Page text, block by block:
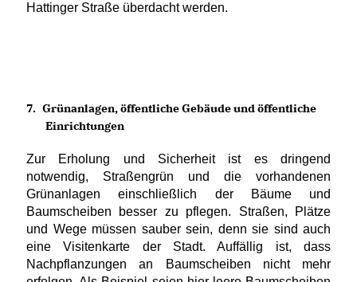
Hattinger Straße überdacht werden.
7. Grünanlagen, öffentliche Gebäude und öffentliche
Einrichtungen
Zur Erholung und Sicherheit ist es dringend
notwendig, Straßengrün und die vorhandenen
Grünanlagen einschließlich der Bäume und
Baumscheiben besser zu pflegen. Straßen, Plätze
und Wege müssen sauber sein, denn sie sind auch
eine Visitenkarte der Stadt. Auffällig ist, dass
Nachpflanzungen an Baumscheiben nicht mehr